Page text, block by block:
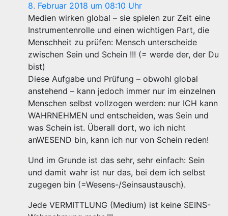
8. Februar 2018 um 08:10 Uhr
Medien wirken global – sie spielen zur Zeit eine
Instrumentenrolle und einen wichtigen Part, die
Menschheit zu prüfen: Mensch unterscheide
zwischen Sein und Schein !!! (= werde der, der Du
bist)
Diese Aufgabe und Prüfung – obwohl global
anstehend – kann jedoch immer nur im einzelnen
Menschen selbst vollzogen werden: nur ICH kann
WAHRNEHMEN und entscheiden, was Sein und
was Schein ist. Überall dort, wo ich nicht
anWESEND bin, kann ich nur von Schein reden!
Und im Grunde ist das sehr, sehr einfach: Sein
und damit wahr ist nur das, bei dem ich selbst
zugegen bin (=Wesens-/Seinsaustausch).
Jede VERMITTLUNG (Medium) ist keine SEINS-